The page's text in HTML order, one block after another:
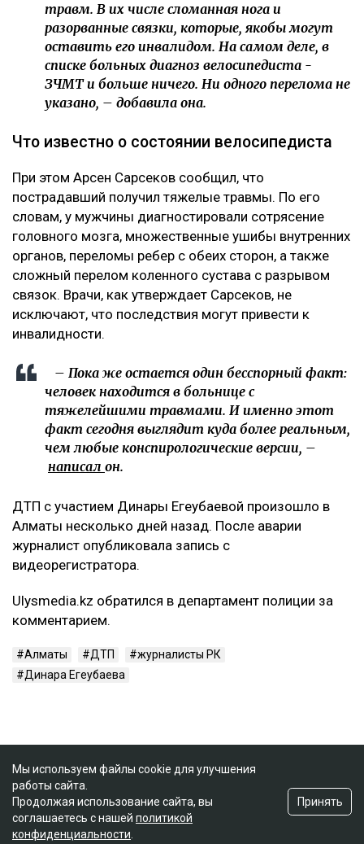
травм. В их числе сломанная нога и
разорванные связки, которые, якобы могут
оставить его инвалидом. На самом деле, в
списке больных диагноз велосипедиста -
ЗЧМТ и больше ничего. Ни одного перелома не
указано, – добавила она.
Что известно о состоянии велосипедиста
При этом Арсен Сарсеков сообщил, что
пострадавший получил тяжелые травмы. По его
словам, у мужчины диагностировали сотрясение
головного мозга, множественные ушибы внутренних
органов, переломы ребер с обеих сторон, а также
сложный перелом коленного сустава с разрывом
связок. Врачи, как утверждает Сарсеков, не
исключают, что последствия могут привести к
инвалидности.
– Пока же остается один бесспорный факт:
человек находится в больнице с
тяжелейшими травмами. И именно этот
факт сегодня выглядит куда более реальным,
чем любые конспирологические версии, –
написал он.
ДТП с участием Динары Егеубаевой произошло в
Алматы несколько дней назад. После аварии
журналист опубликовала запись с
видеорегистратора.
Ulysmedia.kz обратился в департамент полиции за
комментарием.
Алматы ДТП
журналисты РК
Динара Егеубаева
Мы используем файлы cookie для улучшения
работы сайта.
Продолжая использование сайта, вы
соглашаетесь с нашей политикой
конфиденциальности
Принять